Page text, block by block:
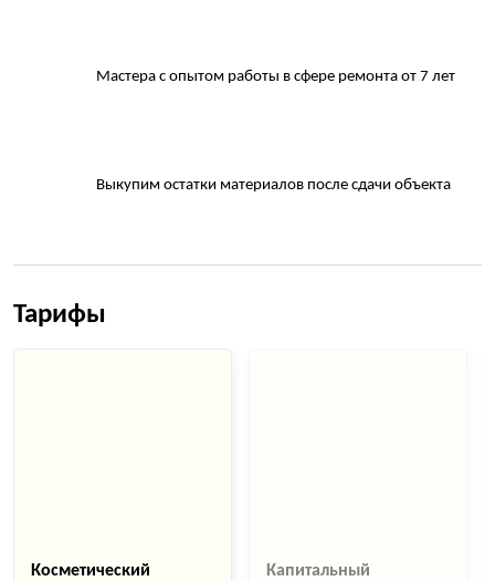
Мастера с опытом работы в сфере ремонта от 7 лет
Выкупим остатки материалов после сдачи объекта
Тарифы
Косметический Капитальный